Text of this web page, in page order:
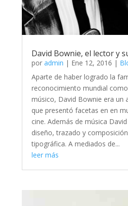
David Bownie, el lector y
por admin | Ene 12, 2016 |
Aparte de haber logrado la
reconocimiento mundial
músico, David Bownie era un
que presentó facetas en en
cine. Además de música
diseño, trazado y composición
tipográfica. A mediados de...
leer más